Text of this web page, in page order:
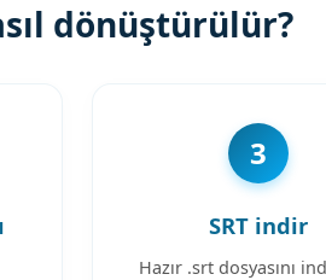
dönüştürülür?
3
SRT indir
Hazır .srt dosyasını